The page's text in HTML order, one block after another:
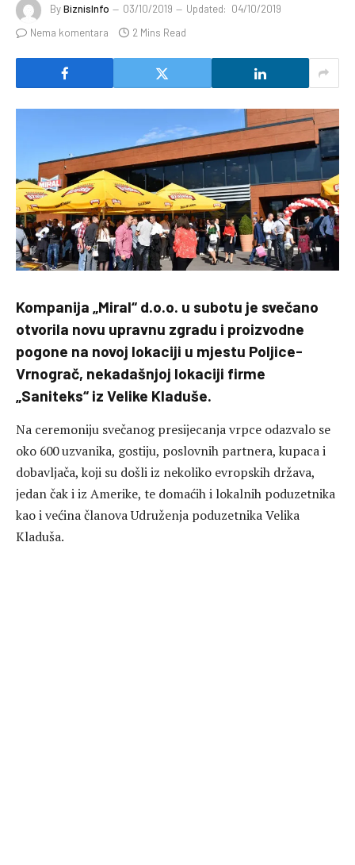
ByBiznisInfo 03/10/2019 Updated: 04/10/2019
Nema komentara
2 Mins Read
Kompanija „Miral“ d.o.o. u subotu je svečano
otvorila novu upravnu zgradu i proizvodne
pogone na novoj lokaciji u mjestu Poljice-
Vrnograč, nekadašnjoj lokaciji firme
„Saniteks“ iz Velike Kladuše.
Na ceremoniju svečanog presijecanja vrpce odazvalo se
oko 600 uzvanika, gostiju, poslovnih partnera, kupaca i
dobavljača, koji su došli iz nekoliko evropskih država,
jedan čak i iz Amerike, te domaćih i lokalnih poduzetnika
kao i većina članova Udruženja poduzetnika Velika
Kladuša.